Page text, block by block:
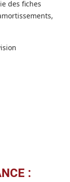
des fiches
: